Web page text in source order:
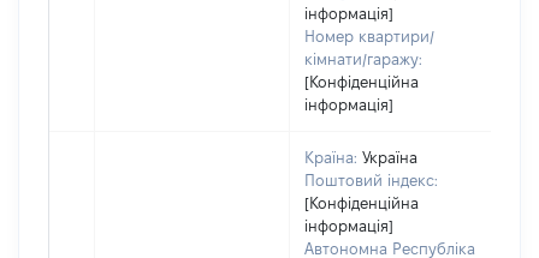
інформація]
Номер квартири/
кімнати/гаражу:
[Конфіденційна
інформація]
Країна: Україна
Поштовий індекс:
[Конфіденційна
інформація]
Автономна Республіка